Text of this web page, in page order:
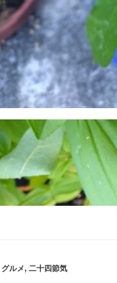
カ
グルメ, 二十四節気